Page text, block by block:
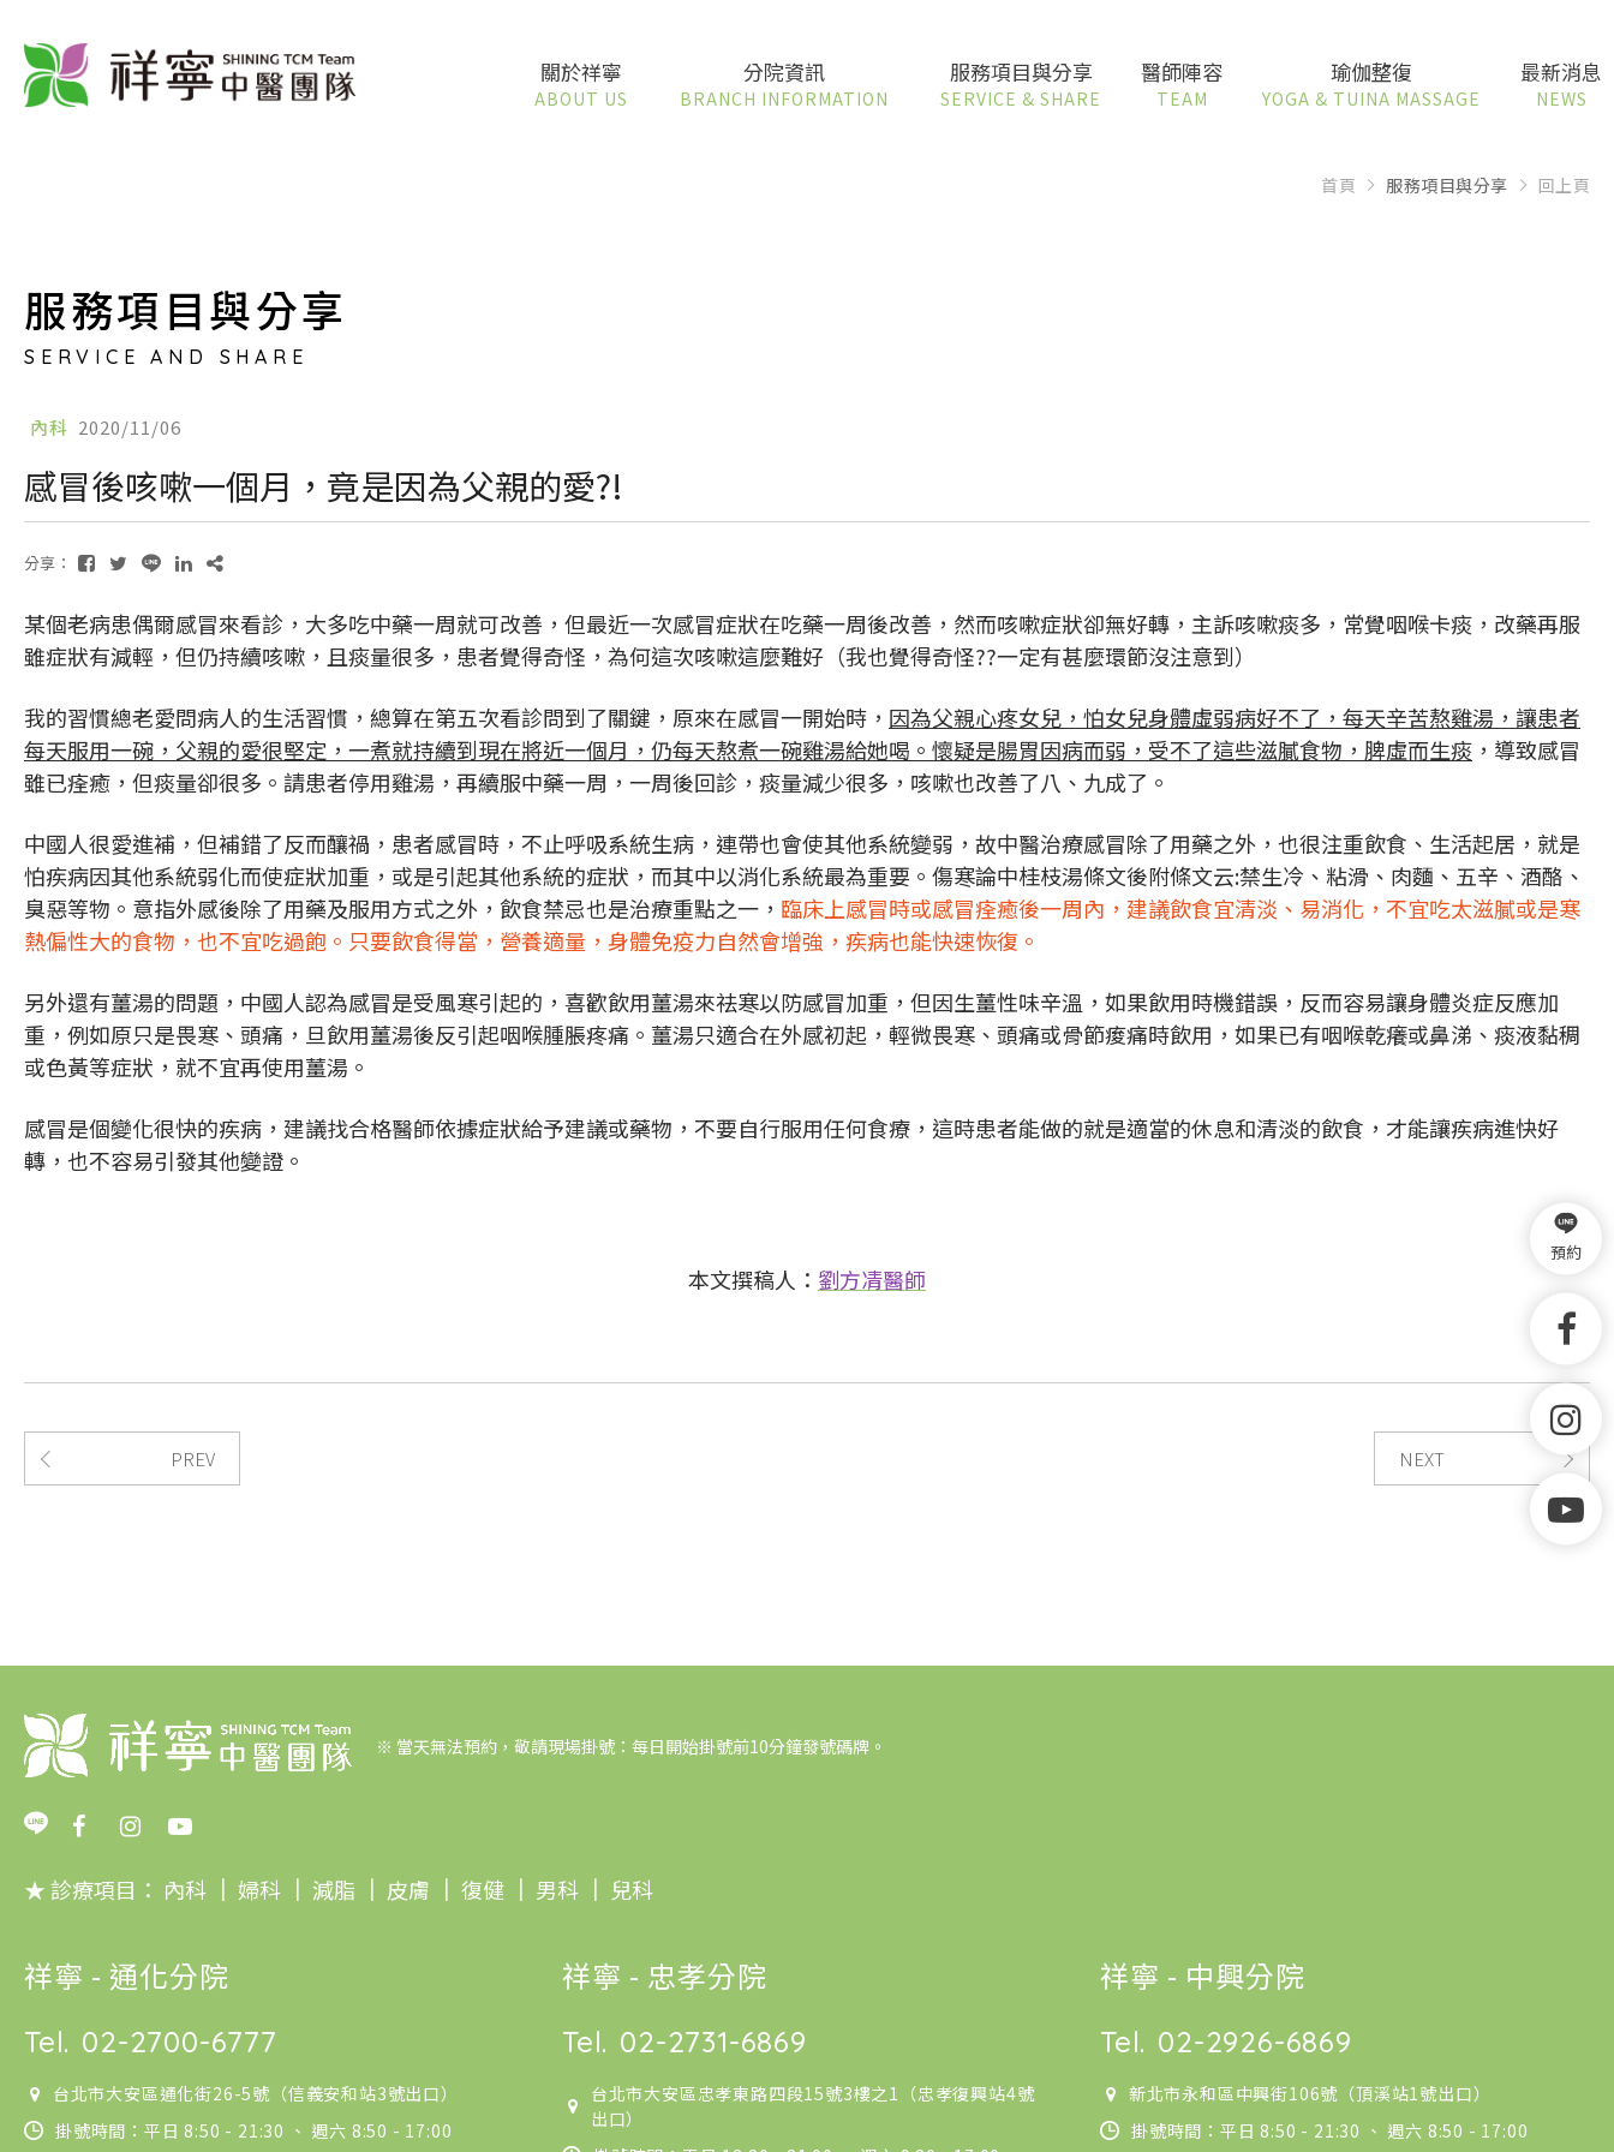
關於祥寧
ABOUT US
分院資訊
BRANCH INFORMATION
服務項目與分享
SERVICE & SHARE
醫師陣容
TEAM
瑜伽整復
YOGA & TUINA MASSAGE
最新消息
NEWS
首頁 服務項目與分享 回上頁
服務項目與分享
SERVICE AND SHARE
內科 2020/11/06
感冒後咳嗽一個月，竟是因為父親的愛?!
分享：
某個老病患偶爾感冒來看診，大多吃中藥一周就可改善，但最近一次感冒症狀在吃藥一周後改善，然而咳嗽症狀卻無好轉，主訴咳嗽痰多，常覺咽喉卡痰，改藥再服
雖症狀有減輕，但仍持續咳嗽，且痰量很多，患者覺得奇怪，為何這次咳嗽這麼難好（我也覺得奇怪??一定有甚麼環節沒注意到）
我的習慣總老愛問病人的生活習慣，總算在第五次看診問到了關鍵，原來在感冒一開始時， 因為父親心疼女兒，怕女兒身體虛弱病好不了，每天辛苦熬雞湯，讓患者
每天服用一碗，父親的愛很堅定，一煮就持續到現在將近一個月，仍每天熬煮一碗雞湯給她喝。懷疑是腸胃因病而弱，受不了這些滋膩食物，脾虛而生痰 ，導致感冒
雖已痊癒，但痰量卻很多。請患者停用雞湯，再續服中藥一周，一周後回診，痰量減少很多，咳嗽也改善了八、九成了。
中國人很愛進補，但補錯了反而釀禍，患者感冒時，不止呼吸系統生病，連帶也會使其他系統變弱，故中醫治療感冒除了用藥之外，也很注重飲食、生活起居，就是
怕疾病因其他系統弱化而使症狀加重，或是引起其他系統的症狀，而其中以消化系統最為重要。傷寒論中桂枝湯條文後附條文云:禁生冷、粘滑、肉麵、五辛、酒酪、
臭惡等物。意指外感後除了用藥及服用方式之外，飲食禁忌也是治療重點之一， 臨床上感冒時或感冒痊癒後一周內，建議飲食宜清淡、易消化，不宜吃太滋膩或是寒
熱偏性大的食物，也不宜吃過飽。只要飲食得當，營養適量，身體免疫力自然會增強，疾病也能快速恢復。
另外還有薑湯的問題，中國人認為感冒是受風寒引起的，喜歡飲用薑湯來祛寒以防感冒加重，但因生薑性味辛溫，如果飲用時機錯誤，反而容易讓身體炎症反應加
重，例如原只是畏寒、頭痛，旦飲用薑湯後反引起咽喉腫脹疼痛。薑湯只適合在外感初起，輕微畏寒、頭痛或骨節痠痛時飲用，如果已有咽喉乾癢或鼻涕、痰液黏稠
或色黃等症狀，就不宜再使用薑湯。
感冒是個變化很快的疾病，建議找合格醫師依據症狀給予建議或藥物，不要自行服用任何食療，這時患者能做的就是適當的休息和清淡的飲食，才能讓疾病進快好
轉，也不容易引發其他變證。
本文撰稿人： 劉方凊醫師
PREV NEXT
預約
※ 當天無法預約，敬請現場掛號：每日開始掛號前10分鐘發號碼牌。
★ 診療項目： 內科 ｜ 婦科 ｜ 減脂 ｜ 皮膚 ｜ 復健 ｜ 男科 ｜ 兒科
祥寧 - 通化分院
Tel. 02-2700-6777
台北市大安區通化街26-5號（信義安和站3號出口）
掛號時間：平日 8:50 - 21:30 、 週六 8:50 - 17:00
祥寧 - 忠孝分院
Tel. 02-2731-6869
台北市大安區忠孝東路四段15號3樓之1（忠孝復興站4號
出口）
祥寧 - 中興分院
Tel. 02-2926-6869
新北市永和區中興街106號（頂溪站1號出口）
掛號時間：平日 8:50 - 21:30 、 週六 8:50 - 17:00